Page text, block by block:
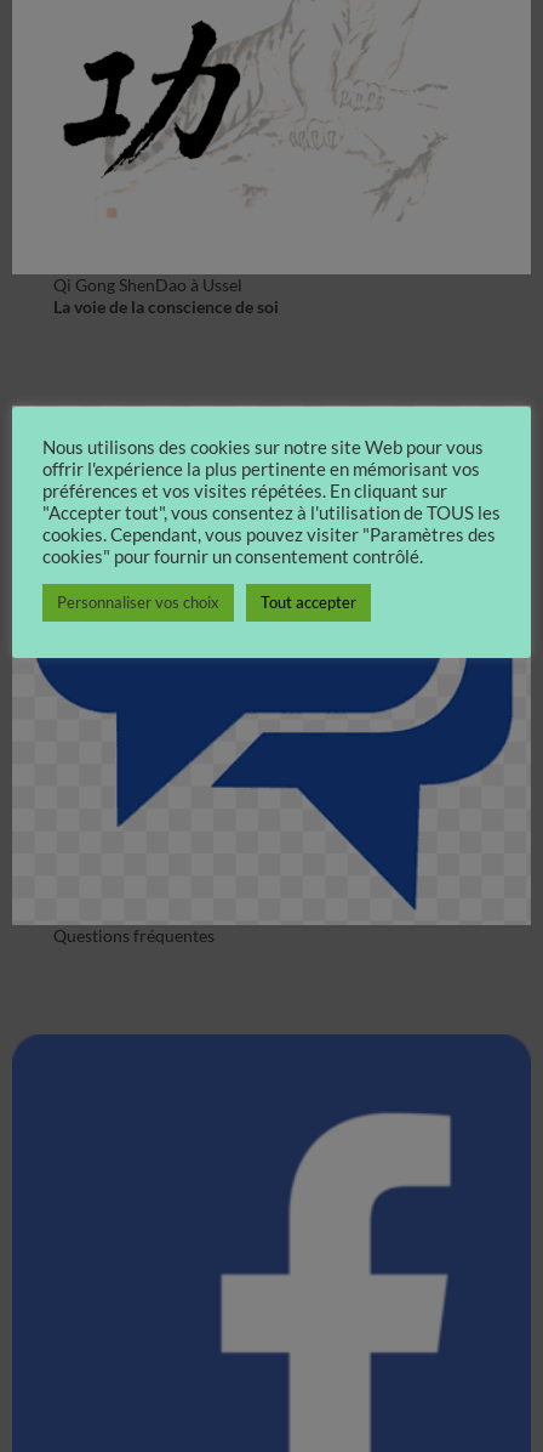
Qi Gong ShenDao à Ussel
La voie de la conscience de soi
Questions fréquentes
Nous utilisons des cookies sur notre site Web pour vous
offrir l'expérience la plus pertinente en mémorisant vos
préférences et vos visites répétées. En cliquant sur
"Accepter tout", vous consentez à l'utilisation de TOUS les
cookies. Cependant, vous pouvez visiter "Paramètres des
cookies" pour fournir un consentement contrôlé.
Personnaliser vos choix Tout accepter